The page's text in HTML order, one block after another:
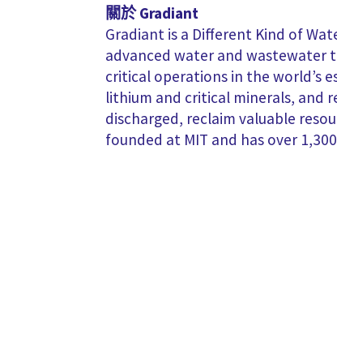
關於 Gradiant
Gradiant is a Different Kind of
advanced water and wastewater
critical operations in the world’s
lithium and critical minerals, and
discharged, reclaim valuable
founded at MIT and has over